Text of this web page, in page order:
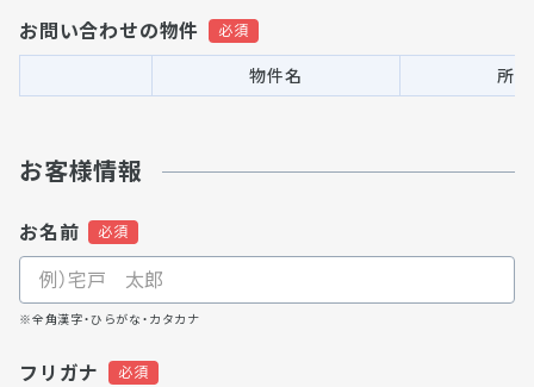
お問い合わせの物件
物件名 所
お客様情報
お名前
※全角漢字・ひらがな・カタカナ
フリガナ